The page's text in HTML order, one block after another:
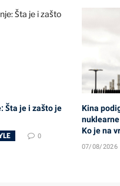
Šta je i zašto je
0
Kina
Ko je na
07/08/2026